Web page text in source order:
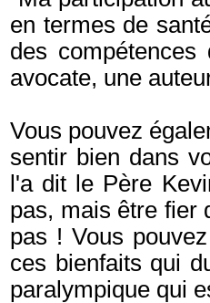
en termes de
des
avocate, une
Vous pouvez
sentir bien dans
l'a dit le Père
pas, mais être fier
pas ! Vous
ces bienfaits qui
paralympique qui